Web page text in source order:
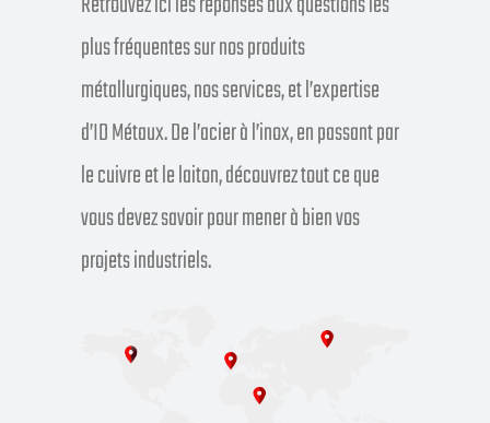
plus fréquentes sur nos produits
métallurgiques, nos services, et l’expertise
d’ID Métaux. De l’acier à l’inox, en passant par
le cuivre et le laiton, découvrez tout ce que
vous devez savoir pour mener à bien vos
projets industriels.